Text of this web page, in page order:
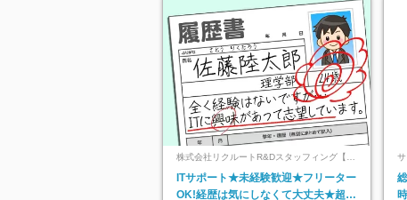
株式会社リクルートR&Dスタッフィング【リ
クルートグループ】
ITサポート★未経験歓迎★フリーター
OK!経歴は気にしなくて大丈夫★超大